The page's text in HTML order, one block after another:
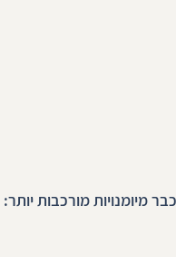
מורכבות יותר: